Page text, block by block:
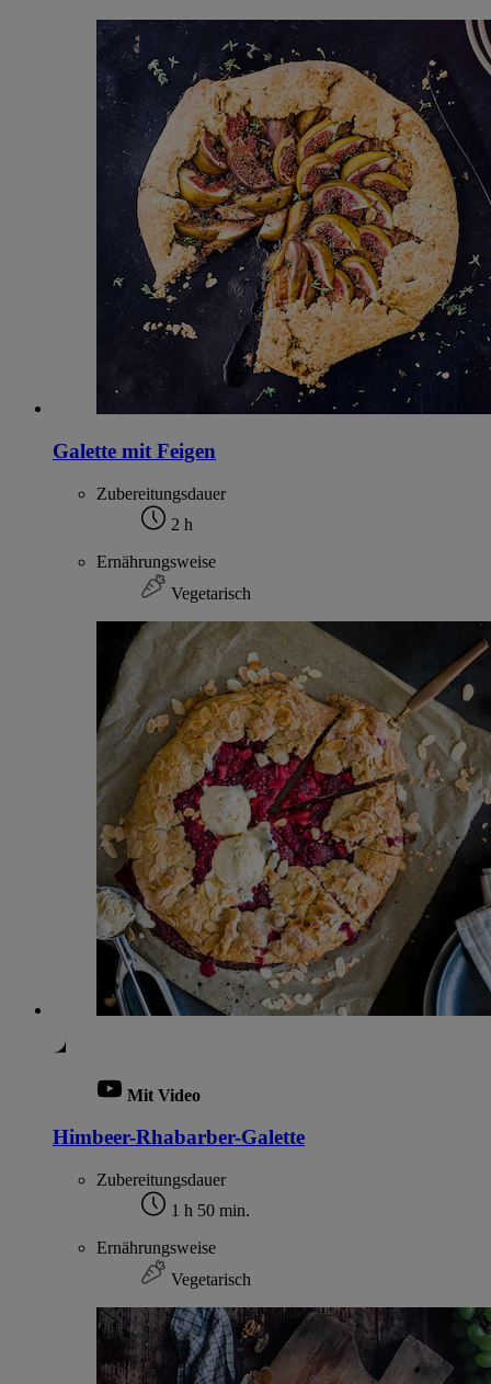
Galette mit Feigen
Zubereitungsdauer
2 h
Ernährungsweise
Vegetarisch
Mit Video
Himbeer-Rhabarber-Galette
Zubereitungsdauer
1 h 50 min.
Ernährungsweise
Vegetarisch